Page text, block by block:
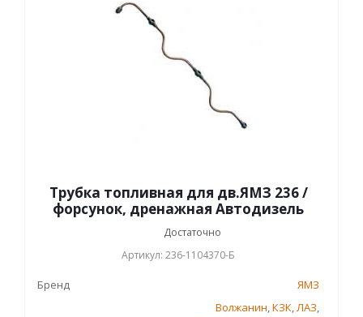
Трубка топливная для дв.ЯМЗ 236 /
форсунок, дренажная Автодизель
Достаточно
Артикул: 236-1104370-Б
Бренд ЯМЗ
Волжанин,КЗК,ЛАЗ,